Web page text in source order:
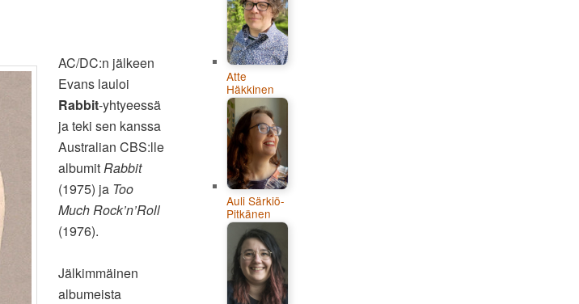
AC/DC:n jälkeen
Evans lauloi
Rabbit-yhtyeessä
ja teki sen kanssa
Australian CBS:lle
albumitRabbit
(1975) ja Too
Much Rock’n’Roll
(1976).
Jälkimmäinen
albumeista
Atte
Häkkinen
Auli Särkiö-
Pitkänen